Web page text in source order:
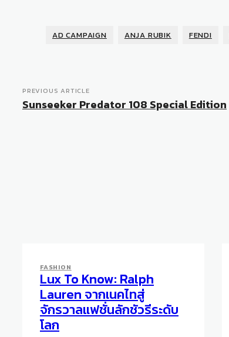
AD CAMPAIGN ANJA RUBIK FENDI
PREVIOUS ARTICLE
Sunseeker Predator 108 Special Edition
FASHION
Lux To Know: Ralph
Lauren จากเนคไทสู่
จักรวาลแฟชั่นลักชัวรีระดับ
โลก